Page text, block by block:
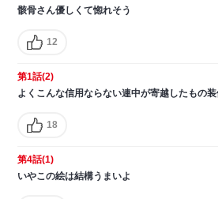
骸骨さん優しくて惚れそう
12
第1話(2)
よくこんな信用ならない連中が寄越したもの
18
第4話(1)
いやこの絵は結構うまいよ